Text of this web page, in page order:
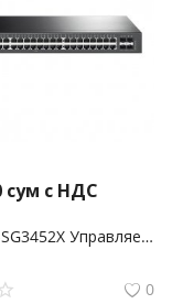
сум с НДС
TP-Link TL-SG3452X Управляемый коммутатор JetStream уровня 2+ с 48 гигабитными портами RJ45 и 4 портами SFP+
0